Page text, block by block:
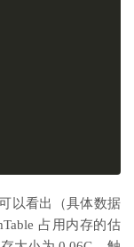
以看出（具体数据
占用内存的估